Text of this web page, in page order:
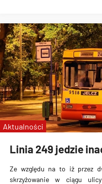
Linia 249 jedzie
Ze względu na to iż przez
skrzyżowanie w ciągu
Aktualności